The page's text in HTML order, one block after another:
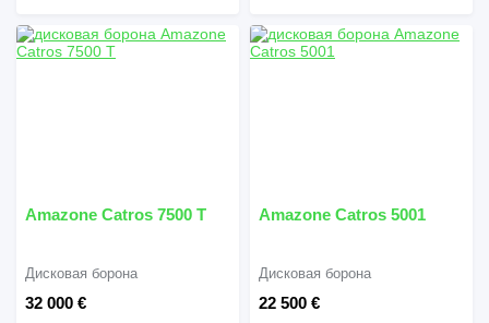
Amazone Catros 7500 T
32 000 €
Дисковая борона
Amazone Catros 5001
22 500 €
Дисковая борона